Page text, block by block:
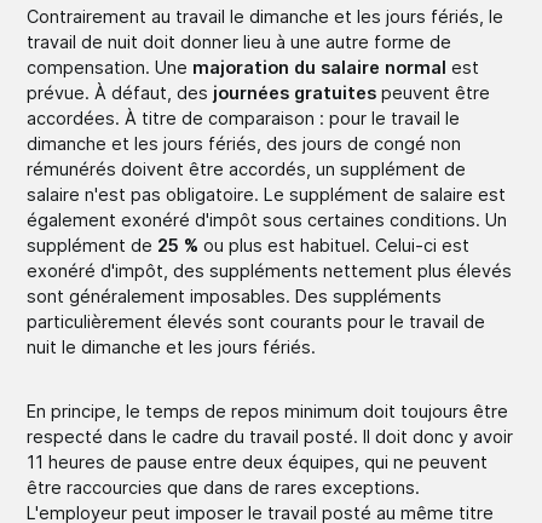
Contrairement au travail le dimanche et les jours fériés, le
travail de nuit doit donner lieu à une autre forme de
compensation. Une majoration du salaire normalest
prévue. À défaut, des journées gratuites peuvent être
accordées. À titre de comparaison : pour le travail le
dimanche et les jours fériés, des jours de congé non
rémunérés doivent être accordés, un supplément de
salaire n'est pas obligatoire. Le supplément de salaire est
également exonéré d'impôt sous certaines conditions. Un
supplément de 25 % ou plus est habituel. Celui-ci est
exonéré d'impôt, des suppléments nettement plus élevés
sont généralement imposables. Des suppléments
particulièrement élevés sont courants pour le travail de
nuit le dimanche et les jours fériés.
En principe, le temps de repos minimum doit toujours être
respecté dans le cadre du travail posté. Il doit donc y avoir
11 heures de pause entre deux équipes, qui ne peuvent
être raccourcies que dans de rares exceptions.
L'employeur peut imposer le travail posté au même titre